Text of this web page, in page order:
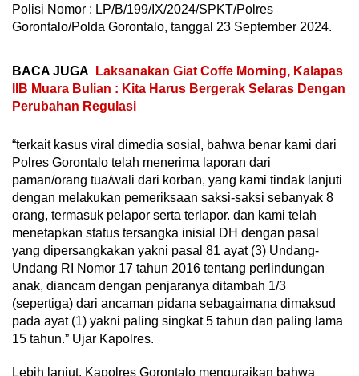
Polisi Nomor : LP/B/199/IX/2024/SPKT/Polres
Gorontalo/Polda Gorontalo, tanggal 23 September 2024.
BACA JUGA
Laksanakan Giat Coffe Morning, Kalapas
IIB Muara Bulian : Kita Harus Bergerak Selaras Dengan
Perubahan Regulasi
“terkait kasus viral dimedia sosial, bahwa benar kami dari
Polres Gorontalo telah menerima laporan dari
paman/orang tua/wali dari korban, yang kami tindak lanjuti
dengan melakukan pemeriksaan saksi-saksi sebanyak 8
orang, termasuk pelapor serta terlapor. dan kami telah
menetapkan status tersangka inisial DH dengan pasal
yang dipersangkakan yakni pasal 81 ayat (3) Undang-
Undang RI Nomor 17 tahun 2016 tentang perlindungan
anak, diancam dengan penjaranya ditambah 1/3
(sepertiga) dari ancaman pidana sebagaimana dimaksud
pada ayat (1) yakni paling singkat 5 tahun dan paling lama
15 tahun.” Ujar Kapolres.
Lebih lanjut, Kapolres Gorontalo menguraikan bahwa